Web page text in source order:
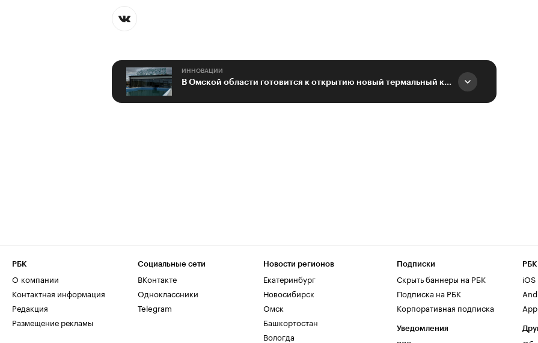
ИННОВАЦИИ
В Омской области готовится к открытию новый термальный комплекс
РБК
О компании
Контактная информация
Редакция
Размещение рекламы
Социальные сети
ВКонтакте
Одноклассники
Telegram
Новости регионов
Екатеринбург
Новосибирск
Омск
Башкортостан
Вологда
Подписки
Скрыть баннеры на РБК
Подписка на РБК
Корпоративная подписка
Уведомления
iOS